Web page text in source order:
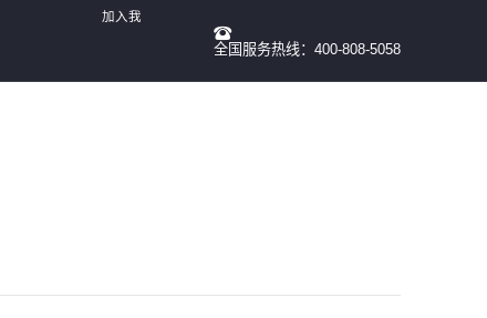
加入我
全国服务热线：400-808-5058